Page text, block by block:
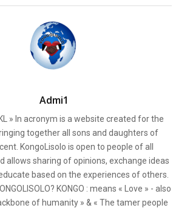
Admi1
» In acronym is a website created for the
together all sons and daughters of
KongoLisolo is open to people of all
allows sharing of opinions, exchange ideas
based on the experiences of others.
KONGO : means « Love » - also
of humanity » & « The tamer people